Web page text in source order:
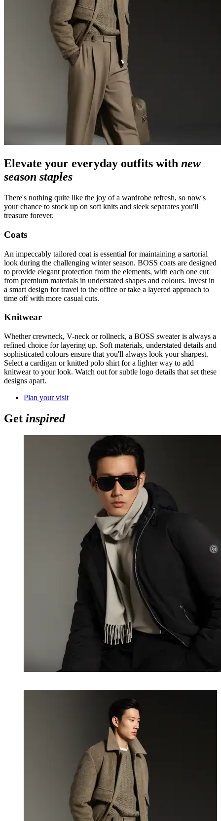
Elevate your everyday outfits with new
season staples
There's nothing quite like the joy of a wardrobe refresh, so now's
your chance to stock up on soft knits and sleek separates you'll
treasure forever.
Coats
An impeccably tailored coat is essential for maintaining a sartorial
look during the challenging winter season. BOSS coats are designed
to provide elegant protection from the elements, with each one cut
from premium materials in understated shapes and colours. Invest in
a smart design for travel to the office or take a layered approach to
time off with more casual cuts.
Knitwear
Whether crewneck, V-neck or rollneck, a BOSS sweater is always a
refined choice for layering up. Soft materials, understated details and
sophisticated colours ensure that you'll always look your sharpest.
Select a cardigan or knitted polo shirt for a lighter way to add
knitwear to your look. Watch out for subtle logo details that set these
designs apart.
Plan your visit
Get inspired